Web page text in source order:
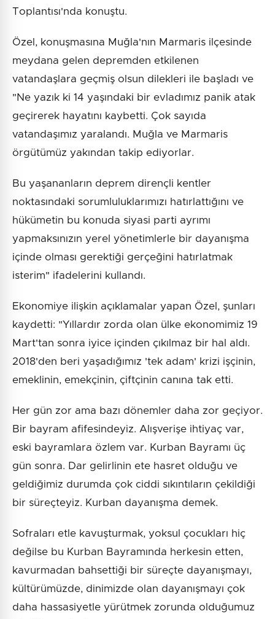
Toplantısı'nda konuştu.
Özel, konuşmasına Muğla'nın Marmaris ilçesinde
meydana gelen depremden etkilenen
vatandaşlara geçmiş olsun dilekleri ile başladı ve
"Ne yazık ki 14 yaşındaki bir evladımız panik atak
geçirerek hayatını kaybetti. Çok sayıda
vatandaşımız yaralandı. Muğla ve Marmaris
örgütümüz yakından takip ediyorlar.
Bu yaşananların deprem dirençli kentler
noktasındaki sorumluluklarımızı hatırlattığını ve
hükümetin bu konuda siyasi parti ayrımı
yapmaksınızın yerel yönetimlerle bir dayanışma
içinde olması gerektiği gerçeğini hatırlatmak
isterim" ifadelerini kullandı.
Ekonomiye ilişkin açıklamalar yapan Özel, şunları
kaydetti: "Yıllardır zorda olan ülke ekonomimiz 19
Mart'tan sonra iyice içinden çıkılmaz bir hal aldı.
2018'den beri yaşadığımız 'tek adam' krizi işçinin,
emeklinin, emekçinin, çiftçinin canına tak etti.
Her gün zor ama bazı dönemler daha zor geçiyor.
Bir bayram afifesindeyiz. Alışverişe ihtiyaç var,
eski bayramlara özlem var. Kurban Bayramı üç
gün sonra. Dar gelirlinin ete hasret olduğu ve
geldiğimiz durumda çok ciddi sıkıntıların çekildiği
bir süreçteyiz. Kurban dayanışma demek.
Sofraları etle kavuşturmak, yoksul çocukları hiç
değilse bu Kurban Bayramında herkesin etten,
kavurmadan bahsettiği bir süreçte dayanışmayı,
kültürümüzde, dinimizde olan dayanışmayı çok
daha hassasiyetle yürütmek zorunda olduğumuz